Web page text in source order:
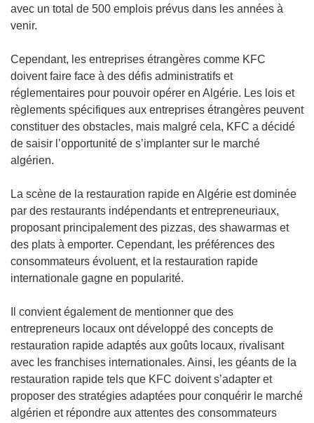
avec un total de 500 emplois prévus dans les années à
venir.
Cependant, les entreprises étrangères comme KFC
doivent faire face à des défis administratifs et
réglementaires pour pouvoir opérer en Algérie. Les lois et
règlements spécifiques aux entreprises étrangères peuvent
constituer des obstacles, mais malgré cela, KFC a décidé
de saisir l’opportunité de s’implanter sur le marché
algérien.
La scène de la restauration rapide en Algérie est dominée
par des restaurants indépendants et entrepreneuriaux,
proposant principalement des pizzas, des shawarmas et
des plats à emporter. Cependant, les préférences des
consommateurs évoluent, et la restauration rapide
internationale gagne en popularité.
Il convient également de mentionner que des
entrepreneurs locaux ont développé des concepts de
restauration rapide adaptés aux goûts locaux, rivalisant
avec les franchises internationales. Ainsi, les géants de la
restauration rapide tels que KFC doivent s’adapter et
proposer des stratégies adaptées pour conquérir le marché
algérien et répondre aux attentes des consommateurs